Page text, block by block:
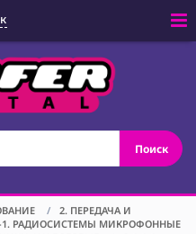
Поиск
/
2. ПЕРЕДАЧА И
1. РАДИОСИСТЕМЫ МИКРОФОННЫЕ